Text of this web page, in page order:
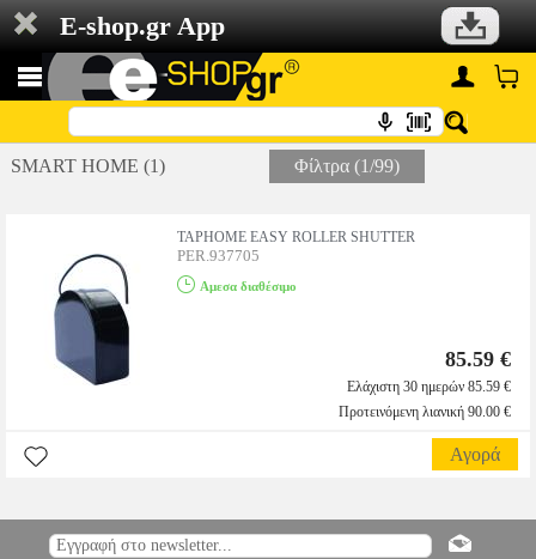
E-shop.gr App
SMART HOME (1) Φίλτρα (1/99)
TAPHOME EASY ROLLER SHUTTER
PER.937705
Αμεσα διαθέσιμο
85.59 €
Ελάχιστη 30 ημερών 85.59 €
Προτεινόμενη λιανική 90.00 €
Αγορά